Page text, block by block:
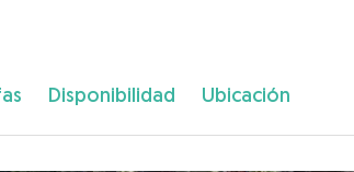
Disponibilidad Ubicación